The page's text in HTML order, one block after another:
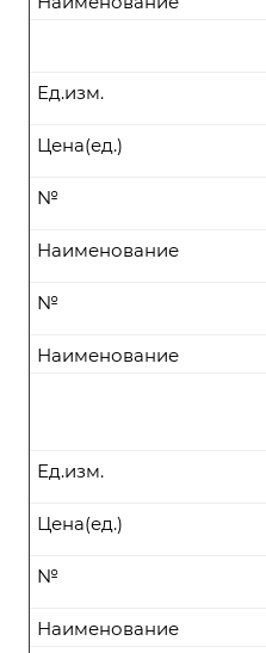
Ед.изм.
Цена(ед.)
№
Наименование
№
Наименование
Ед.изм.
Цена(ед.)
№
Наименование